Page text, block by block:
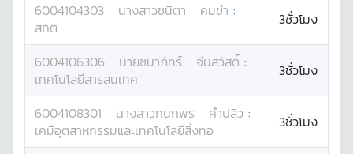
6004104303 นางสาวชนิตา คมขำ :
สถิติ
3ชั่วโมง
6004106306 นายชนาภัทร์ จีนสวัสดิ์ :
เทคโนโลยีสารสนเทศ
3ชั่วโมง
6004108301 นางสาวกนกพร คำปลิว :
เคมีอุตสาหกรรมและเทคโนโลยีสิ่งทอ
3ชั่วโมง